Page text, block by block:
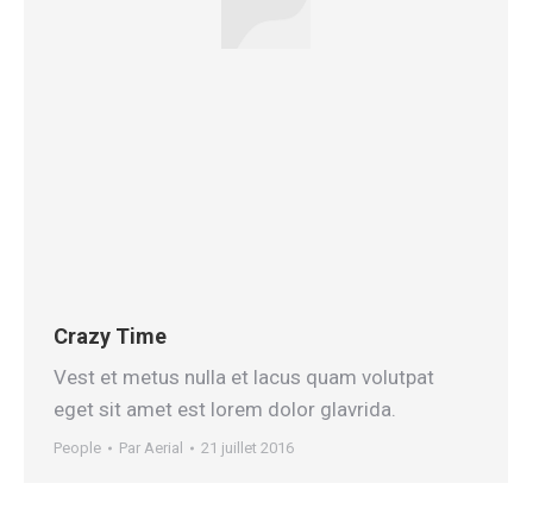
Crazy Time
Vest et metus nulla et lacus quam volutpat
eget sit amet est lorem dolor glavrida.
People Par Aerial 21 juillet 2016